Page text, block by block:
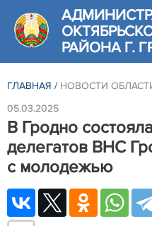
РАЙОНА Г.
ГЛАВНАЯ / НОВОСТИ
05.03.2025
В Гродно
делегатов ВНС
с молодежью